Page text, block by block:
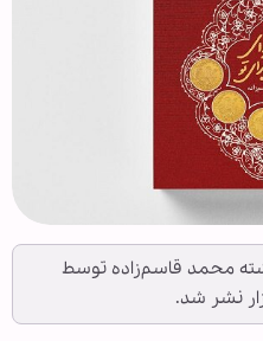
محمد قاسم‌زاده توسط
نشر شد.